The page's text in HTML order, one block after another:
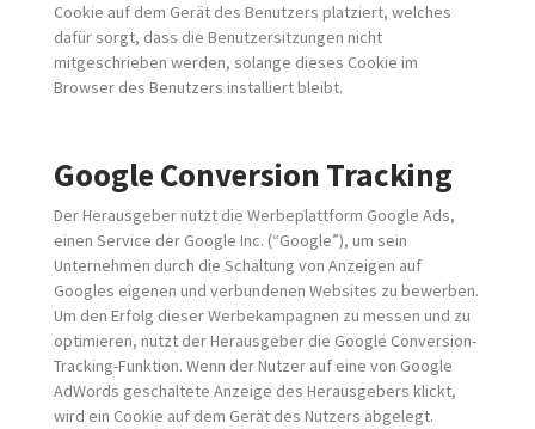
Cookie auf dem Gerät des Benutzers platziert, welches
dafür sorgt, dass die Benutzersitzungen nicht
mitgeschrieben werden, solange dieses Cookie im
Browser des Benutzers installiert bleibt.
Google Conversion Tracking
Der Herausgeber nutzt die Werbeplattform Google Ads,
einen Service der Google Inc. (“Google”), um sein
Unternehmen durch die Schaltung von Anzeigen auf
Googles eigenen und verbundenen Websites zu bewerben.
Um den Erfolg dieser Werbekampagnen zu messen und zu
optimieren, nutzt der Herausgeber die Google Conversion-
Tracking-Funktion. Wenn der Nutzer auf eine von Google
AdWords geschaltete Anzeige des Herausgebers klickt,
wird ein Cookie auf dem Gerät des Nutzers abgelegt.